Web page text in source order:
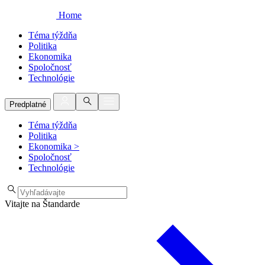
Home
Téma týždňa
Politika
Ekonomika
Spoločnosť
Technológie
Predplatné
Téma týždňa
Politika
Ekonomika >
Spoločnosť
Technológie
Vitajte na Štandarde